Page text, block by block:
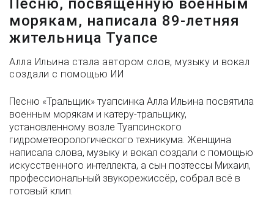
Песню, посвященную военным
морякам, написала 89-летняя
жительница Туапсе
Алла Ильина стала автором слов, музыку и вокал
создали с помощью ИИ
Песню «Тральщик» туапсинка Алла Ильина посвятила
военным морякам и катеру-тральщику,
установленному возле Туапсинского
гидрометеорологического техникума. Женщина
написала слова, музыку и вокал создали с помощью
искусственного интеллекта, а сын поэтессы Михаил,
профессиональный звукорежиссёр, собрал всё в
готовый клип.